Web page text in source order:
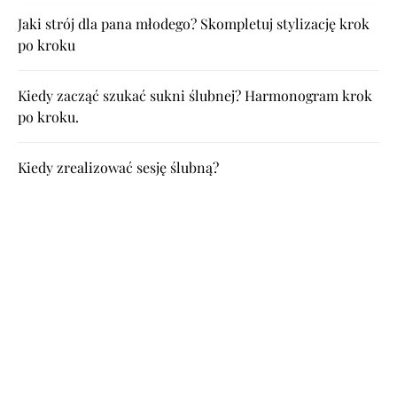
Jaki strój dla pana młodego? Skompletuj stylizację krok
po kroku
Kiedy zacząć szukać sukni ślubnej? Harmonogram krok
po kroku.
Kiedy zrealizować sesję ślubną?